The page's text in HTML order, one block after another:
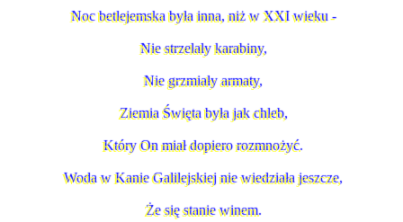
Noc betlejemska była inna, niż w XXI wieku -
Nie strzelały karabiny,
Nie grzmiały armaty,
Ziemia Święta była jak chleb,
Który On miał dopiero rozmnożyć.
Woda w Kanie Galilejskiej nie wiedziała jeszcze,
Że się stanie winem.